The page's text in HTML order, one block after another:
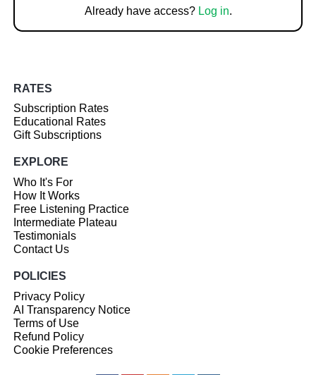
Already have access? Log in.
RATES
Subscription Rates
Educational Rates
Gift Subscriptions
EXPLORE
Who It's For
How It Works
Free Listening Practice
Intermediate Plateau
Testimonials
Contact Us
POLICIES
Privacy Policy
AI Transparency Notice
Terms of Use
Refund Policy
Cookie Preferences